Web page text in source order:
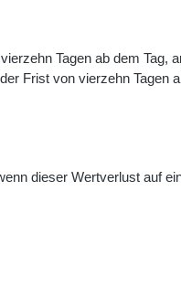
Tagen ab dem
Frist von vierzehn Tagen
dieser Wertverlust auf